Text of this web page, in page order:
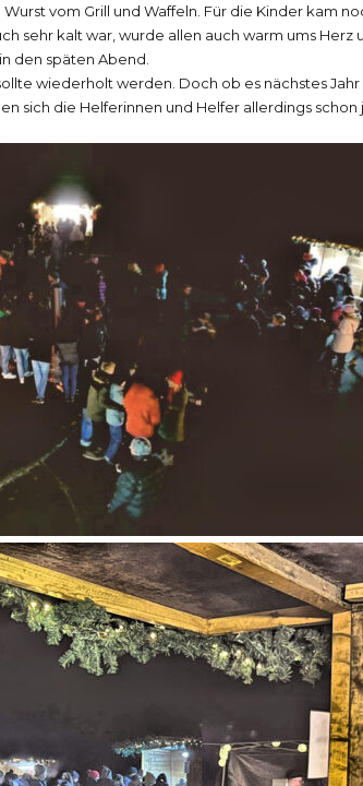
vom Grill und Waffeln. Für die Kinder kam
sehr kalt war, wurde allen auch warm ums Herz
den späten Abend.
wiederholt werden. Doch ob es nächstes
sich die Helferinnen und Helfer allerdings